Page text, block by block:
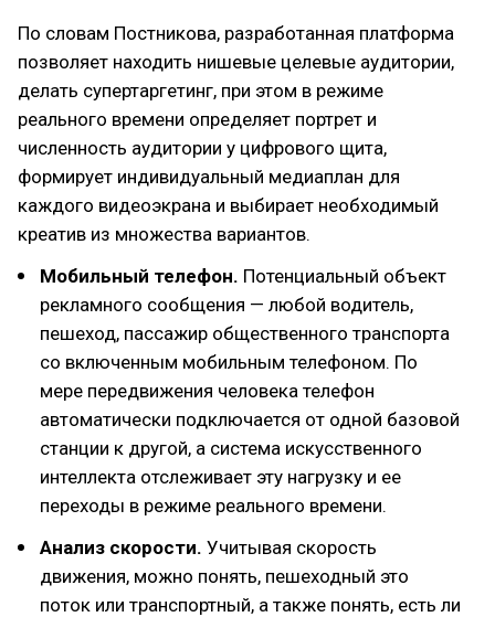
По словам Постникова, разработанная платформа
позволяет находить нишевые целевые аудитории,
делать супертаргетинг, при этом в режиме
реального времени определяет портрет и
численность аудитории у цифрового щита,
формирует индивидуальный медиаплан для
каждого видеоэкрана и выбирает необходимый
креатив из множества вариантов.
Мобильный телефон. Потенциальный объект
рекламного сообщения — любой водитель,
пешеход, пассажир общественного транспорта
со включенным мобильным телефоном. По
мере передвижения человека телефон
автоматически подключается от одной базовой
станции к другой, а система искусственного
интеллекта отслеживает эту нагрузку и ее
переходы в режиме реального времени.
Анализ скорости. Учитывая скорость
движения, можно понять, пешеходный это
поток или транспортный, а также понять, есть ли